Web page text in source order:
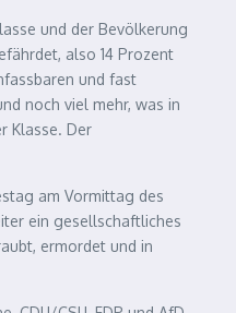
und der Bevölkerung
also 14 Prozent
und fast
noch viel mehr, was in
Klasse. Der
am Vormittag des
ein gesellschaftliches
ermordet und in